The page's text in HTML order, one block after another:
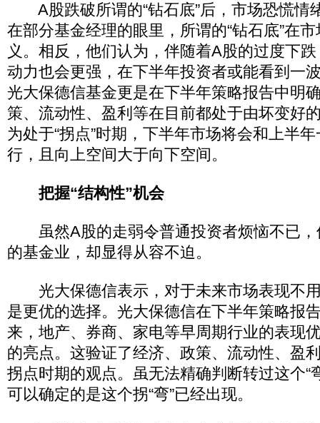
A股跌破所谓的“钻石底”后，市场恐慌情
在部分基金经理的眼里，所谓的“钻石底”在
义。相反，他们认为，伴随着A股的过度下
动力也会更强，在下半年投资者或能看到一
光大保德信基金更是在下半年策略报告中明
策、流动性、盈利等在目前都处于由坏变好
为处于“拐点”时期，下半年市场将会和上半
行，且向上空间大于向下空间。
把握“结构性”机会
虽然A股的走弱令普通投资者烦恼不已，
的基金业，却显得从容不迫。
光大保德信表示，对于未来市场表现不
是更优的选择。光大保德信在下半年策略报
来，地产、券商、家电等早周期行业的表现
的亮点。这验证了经济、政策、流动性、盈
拐点时期的观点。虽无法精确判断转过这个“
可以确定的是这个拐“弯”已经出现。